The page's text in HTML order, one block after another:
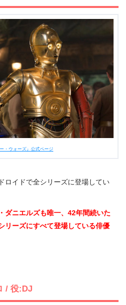
ー・ウォーズ』公式ページ
ロイドで全シリーズに登場してい
ダニエルズも唯一、42年間続いた
リーズにすべて登場している俳優
/ 役:DJ